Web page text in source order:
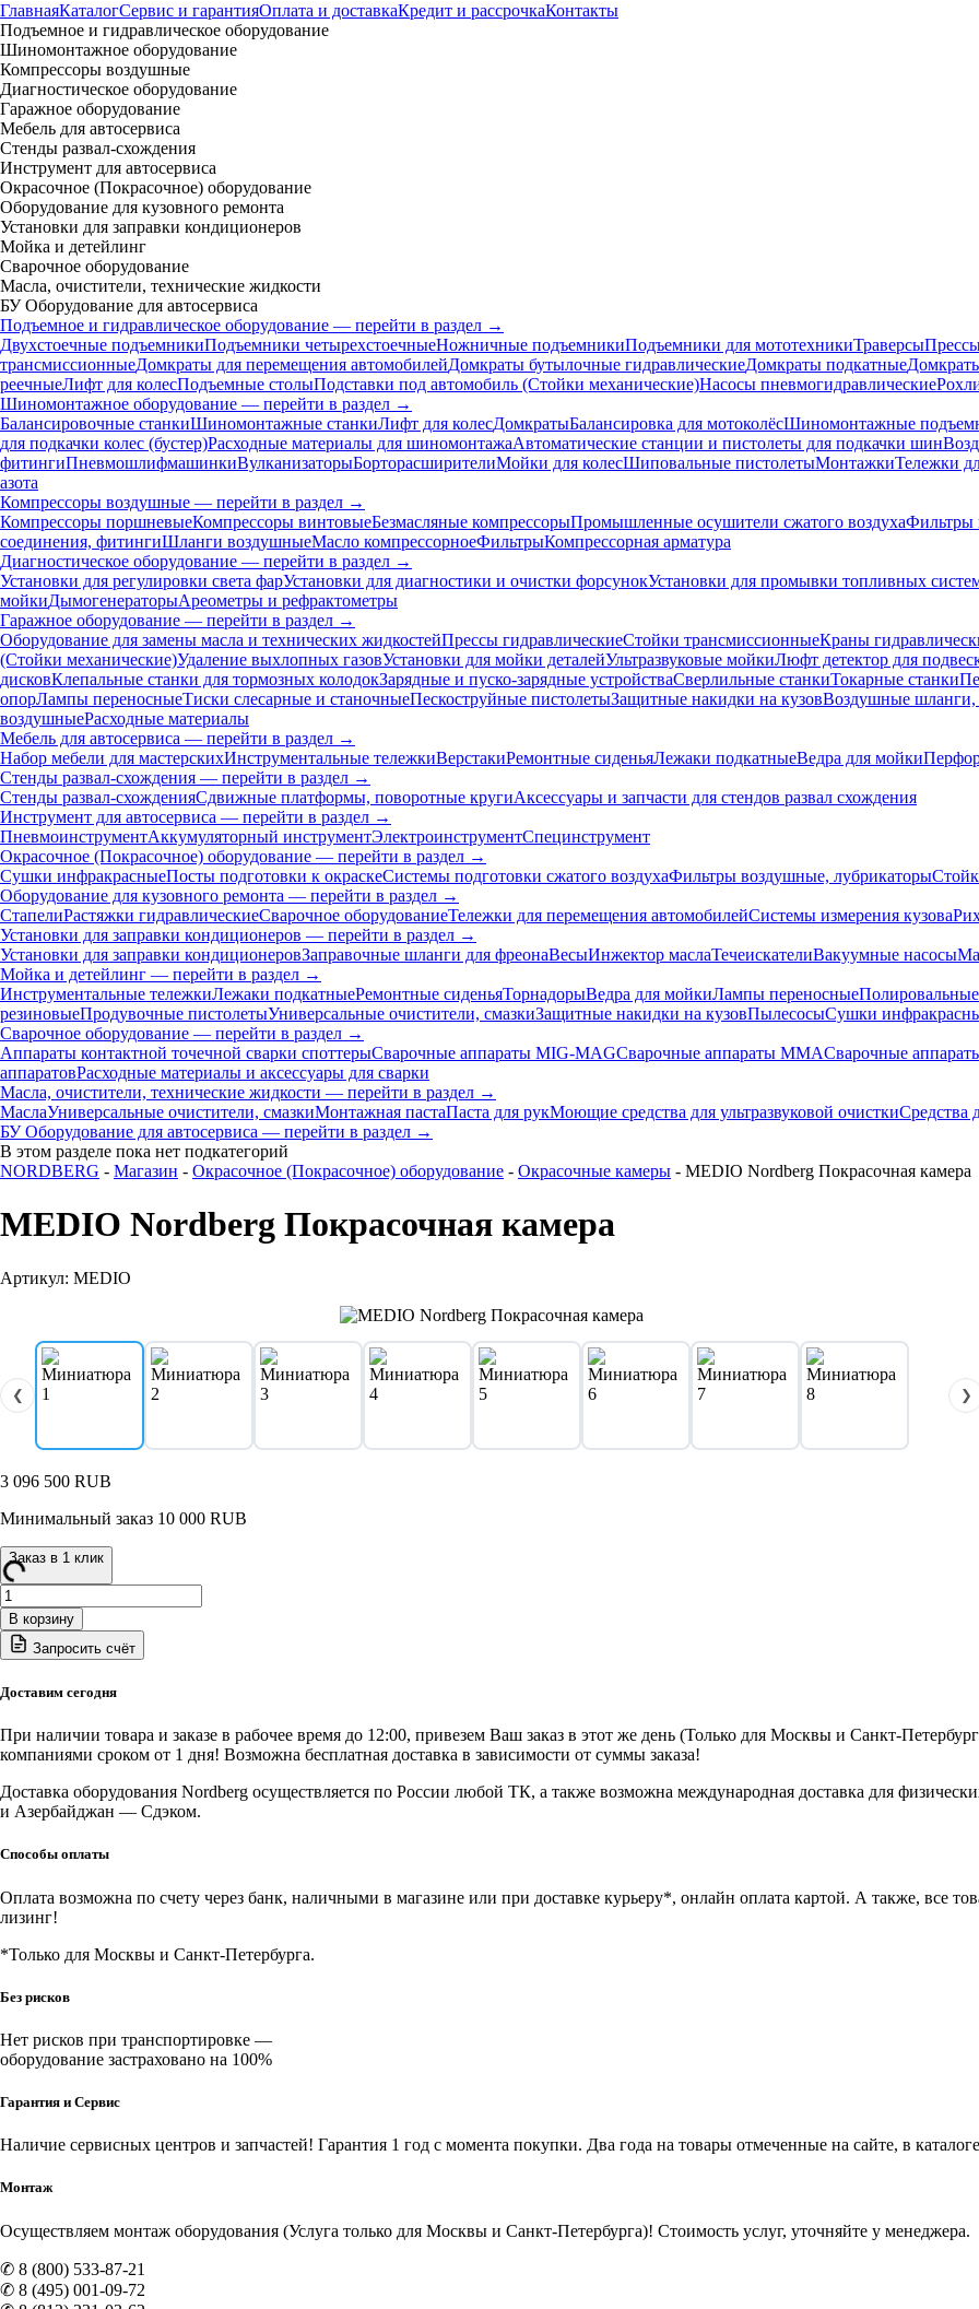
ГлавнаяКаталогСервис и гарантияОплата и доставкаКредит и рассрочкаКонтакты
Подъемное и гидравлическое оборудование
Шиномонтажное оборудование
Компрессоры воздушные
Диагностическое оборудование
Гаражное оборудование
Мебель для автосервиса
Стенды развал-схождения
Инструмент для автосервиса
Окрасочное (Покрасочное) оборудование
Оборудование для кузовного ремонта
Установки для заправки кондиционеров
Мойка и детейлинг
Сварочное оборудование
Масла, очистители, технические жидкости
БУ Оборудование для автосервиса
Подъемное и гидравлическое оборудование — перейти в раздел →
Двухстоечные подъемникиПодъемники четырехстоечныеНожничные подъемникиПодъемники для мототехникиТраверсы
трансмиссионныеДомкраты для перемещения автомобилейДомкраты бутылочные гидравлическиеДомкраты подкатные
реечныеЛифт для колесПодъемные столыПодставки под автомобиль (Стойки механические)Насосы пневмогидравлические
Шиномонтажное оборудование — перейти в раздел →
Балансировочные станкиШиномонтажные станкиЛифт для колесДомкратыБалансировка для мотоколёсШиномонтажные
для подкачки колес (бустер)Расходные материалы для шиномонтажаАвтоматические станции и пистолеты для подкачки шин
фитингиПневмошлифмашинкиВулканизаторыБорторасширителиМойки для колесШиповальные пистолетыМонтажкиТележки
азота
Компрессоры воздушные — перейти в раздел →
Компрессоры поршневыеКомпрессоры винтовыеБезмасляные компрессорыПромышленные осушители сжатого воздухаФильтры
соединения, фитингиШланги воздушныеМасло компрессорноеФильтрыКомпрессорная арматура
Диагностическое оборудование — перейти в раздел →
Установки для регулировки света фарУстановки для диагностики и очистки форсунокУстановки для промывки топливных
мойкиДымогенераторыАреометры и рефрактометры
Гаражное оборудование — перейти в раздел →
Оборудование для замены масла и технических жидкостейПрессы гидравлическиеСтойки трансмиссионныеКраны
(Стойки механические)Удаление выхлопных газовУстановки для мойки деталейУльтразвуковые мойкиЛюфт детектор для
дисковКлепальные станки для тормозных колодокЗарядные и пуско-зарядные устройстваСверлильные станкиТокарные станки
опорЛампы переносныеТиски слесарные и станочныеПескоструйные пистолетыЗащитные накидки на кузовВоздушные шланги,
воздушныеРасходные материалы
Мебель для автосервиса — перейти в раздел →
Набор мебели для мастерскихИнструментальные тележкиВерстакиРемонтные сиденьяЛежаки подкатныеВедра для мойки
Стенды развал-схождения — перейти в раздел →
Стенды развал-схожденияСдвижные платформы, поворотные кругиАксессуары и запчасти для стендов развал схождения
Инструмент для автосервиса — перейти в раздел →
ПневмоинструментАккумуляторный инструментЭлектроинструментСпецинструмент
Окрасочное (Покрасочное) оборудование — перейти в раздел →
Сушки инфракрасныеПосты подготовки к окраскеСистемы подготовки сжатого воздухаФильтры воздушные, лубрикаторы
Оборудование для кузовного ремонта — перейти в раздел →
СтапелиРастяжки гидравлическиеСварочное оборудованиеТележки для перемещения автомобилейСистемы измерения кузова
Установки для заправки кондиционеров — перейти в раздел →
Установки для заправки кондиционеровЗаправочные шланги для фреонаВесыИнжектор маслаТечеискателиВакуумные насосы
Мойка и детейлинг — перейти в раздел →
Инструментальные тележкиЛежаки подкатныеРемонтные сиденьяТорнадорыВедра для мойкиЛампы переносные
резиновыеПродувочные пистолетыУниверсальные очистители, смазкиЗащитные накидки на кузовПылесосыСушки
Сварочное оборудование — перейти в раздел →
Аппараты контактной точечной сварки cпоттерыСварочные аппараты MIG-MAGСварочные аппараты MMAСварочные
аппаратовРасходные материалы и аксессуары для сварки
Масла, очистители, технические жидкости — перейти в раздел →
МаслаУниверсальные очистители, смазкиМонтажная пастаПаста для рукМоющие средства для ультразвуковой очисткиСредства
БУ Оборудование для автосервиса — перейти в раздел →
В этом разделе пока нет подкатегорий
NORDBERG - Магазин - Окрасочное (Покрасочное) оборудование - Окрасочные камеры - MEDIO Nordberg Покрасочная камера
MEDIO Nordberg Покрасочная камера
Артикул: MEDIO
❮ ❯
3 096 500 RUB
Минимальный заказ 10 000 RUB
Заказ в 1 клик
Количество
товара
MEDIO
Nordberg
камера
В корзину
Запросить счёт
Доставим сегодня
При наличии товара и заказе в рабочее время до 12:00, привезем Ваш заказ в этот же день (Только для Москвы и Санкт-
компаниями сроком от 1 дня! Возможна бесплатная доставка в зависимости от суммы заказа!
Доставка оборудования Nordberg осуществляется по России любой ТК, а также возможна международная доставка для
и Азербайджан — Сдэком.
Способы оплаты
Оплата возможна по счету через банк, наличными в магазине или при доставке курьеру*, онлайн оплата картой. А также, все
лизинг!
*Только для Москвы и Санкт-Петербурга.
Без рисков
Нет рисков при транспортировке —
оборудование застраховано на 100%
Гарантия и Сервис
Наличие сервисных центров и запчастей! Гарантия 1 год с момента покупки. Два года на товары отмеченные на сайте, в
Монтаж
Осуществляем монтаж оборудования (Услуга только для Москвы и Санкт-Петербурга)! Стоимость услуг, уточняйте у менеджера.
✆ 8 (800) 533-87-21
✆ 8 (495) 001-09-72